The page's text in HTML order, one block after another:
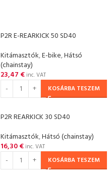
P2R E-REARKICK 50 SD40
Kitámasztók,E-bike,Hátsó
(chainstay)
23,47 € inc. VAT
KOSÁRBA TESZEM
P2R REARKICK 30 SD40
Kitámasztók,Hátsó (chainstay)
16,30€ inc. VAT
KOSÁRBA TESZEM